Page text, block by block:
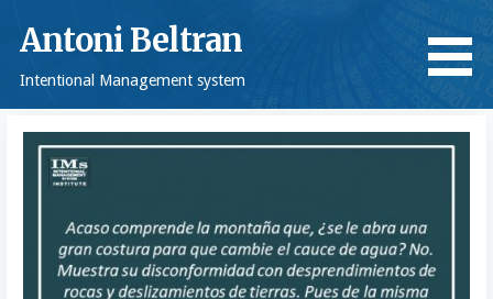
Antoni Beltran
Intentional Management system